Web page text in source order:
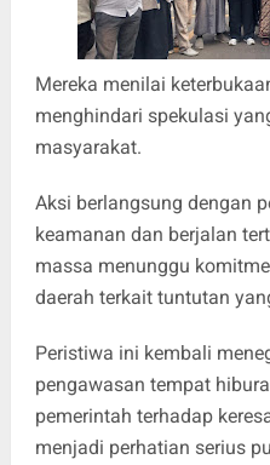
Mereka menilai
menghindari spekulasi
masyarakat.
Aksi berlangsung dengan
keamanan dan berjalan
massa menunggu
daerah terkait tuntutan
Peristiwa ini kembali
pengawasan tempat
pemerintah terhadap
menjadi perhatian serius